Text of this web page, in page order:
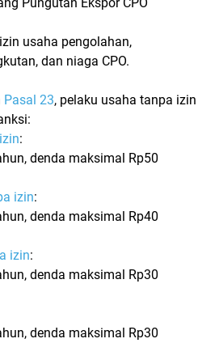
usaha pengolahan,
dan niaga CPO.
Pasal 23, pelaku usaha tanpa izin
:
denda maksimal Rp50
izin:
denda maksimal Rp40
izin:
denda maksimal Rp30
denda maksimal Rp30